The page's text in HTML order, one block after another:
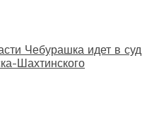
Чебурашка идет в суд
Шахтинского